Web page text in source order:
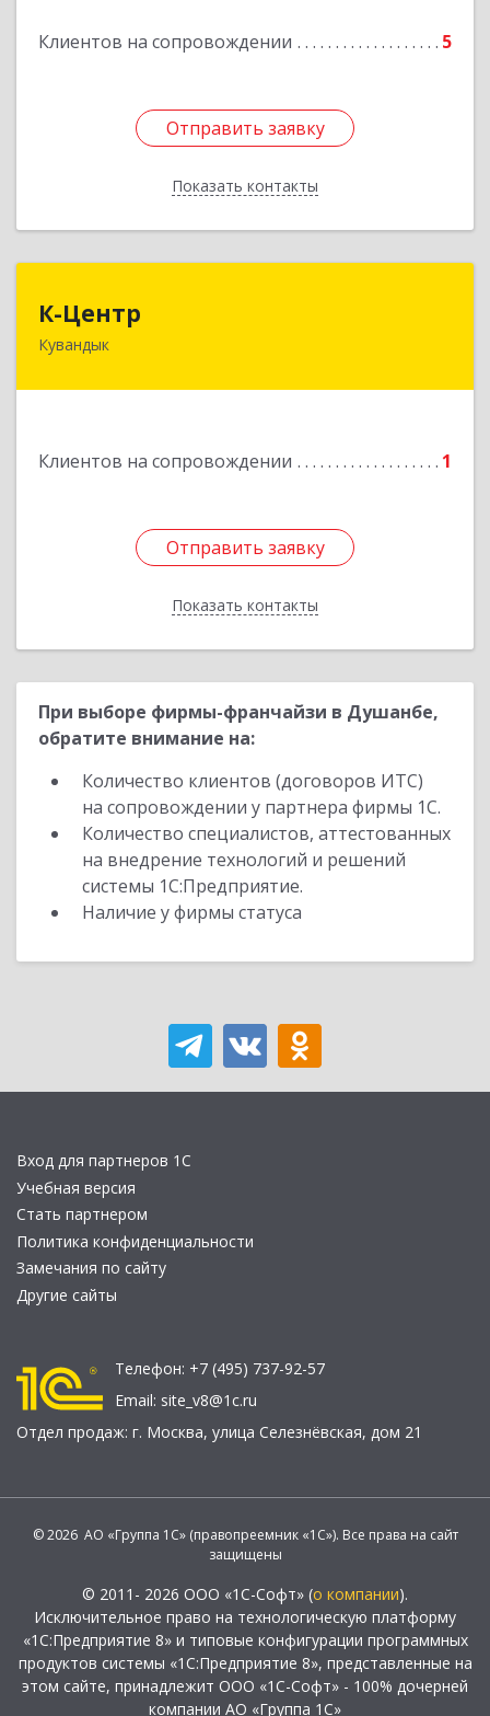
Клиентов на сопровождении 5
Отправить заявку
Показать контакты
Подробнее
Отправить заявку
Назад
К-Центр
Кувандык
Клиентов на сопровождении 1
Отправить заявку
Показать контакты
462243, Оренбургская обл, Кувандыкский р-н,
Отправить заявку
Назад
При выборе фирмы-франчайзи в Душанбе,
обратите внимание на:
Количество клиентов (договоров ИТС)
на сопровождении у партнера фирмы 1С.
Количество специалистов, аттестованных
на внедрение технологий и решений
системы 1С:Предприятие.
Наличие у фирмы статуса
Вход для партнеров 1С
Учебная версия
Стать партнером
Политика конфиденциальности
Замечания по сайту
Другие сайты
Телефон: +7 (495) 737-92-57
Email: site_v8@1c.ru
Отдел продаж: г. Москва, улица Селезнёвская, дом 21
© 2026 АО «Группа 1С» (правопреемник «1С»). Все права на сайт
защищены
© 2011- 2026 ООО «1С-Софт» (о компании).
Исключительное право на технологическую платформу
«1С:Предприятие 8» и типовые конфигурации программных
продуктов системы «1С:Предприятие 8», представленные на
этом сайте, принадлежит ООО «1С-Софт» - 100% дочерней
компании АО «Группа 1С»